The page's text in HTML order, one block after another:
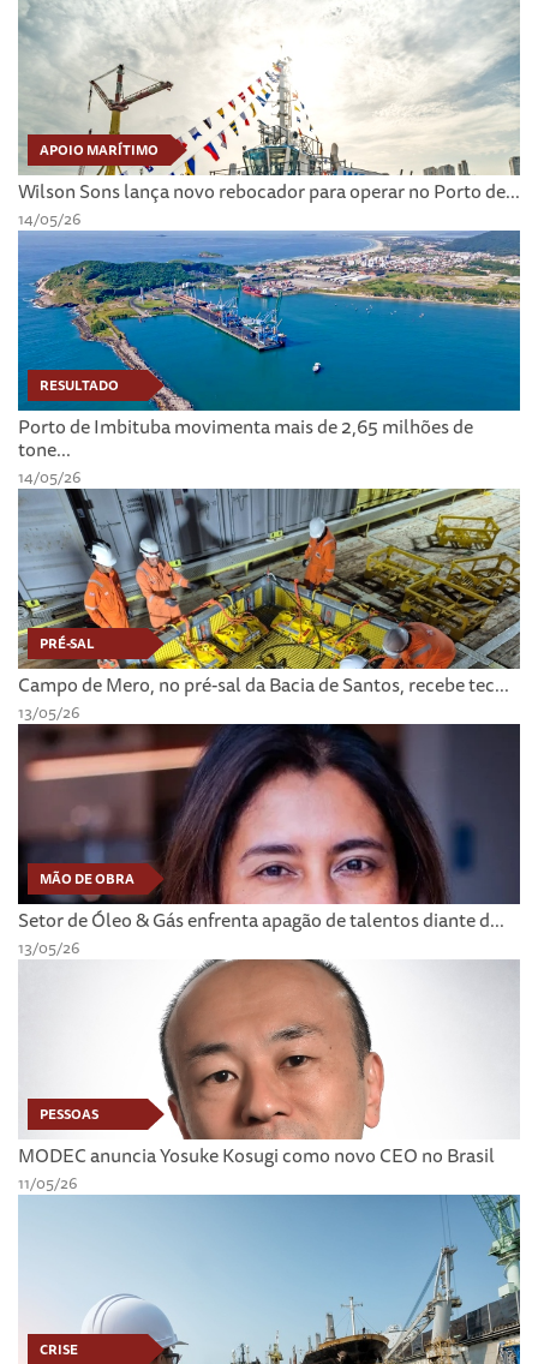
APOIO MARÍTIMO
Wilson Sons lança novo rebocador para operar no Porto de...
14/05/26
RESULTADO
Porto de Imbituba movimenta mais de 2,65 milhões de
tone...
14/05/26
PRÉ-SAL
Campo de Mero, no pré-sal da Bacia de Santos, recebe tec...
13/05/26
MÃO DE OBRA
Setor de Óleo & Gás enfrenta apagão de talentos diante d...
13/05/26
PESSOAS
MODEC anuncia Yosuke Kosugi como novo CEO no Brasil
11/05/26
CRISE